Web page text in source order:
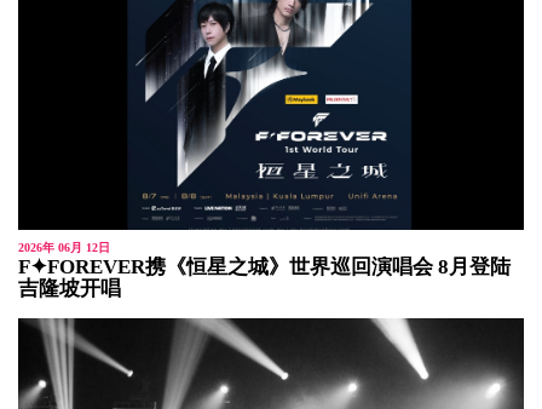
2026年 06月 12日
F✦FOREVER携《恒星之城》世界巡回演唱会 8月登陆
吉隆坡开唱